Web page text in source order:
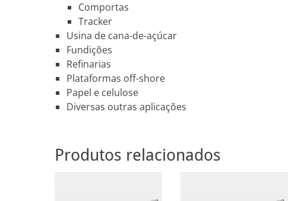
Comportas
Tracker
Usina de cana-de-açúcar
Fundições
Refinarias
Plataformas off-shore
Papel e celulose
Diversas outras aplicações
Produtos relacionados